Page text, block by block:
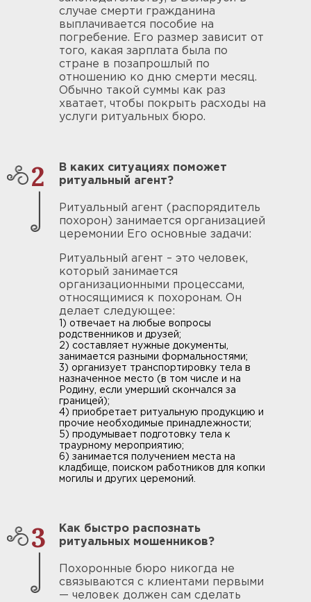
случае смерти гражданина
выплачивается пособие на
погребение. Его размер зависит от
того, какая зарплата была по
стране в позапрошлый по
отношению ко дню смерти месяц.
Обычно такой суммы как раз
хватает, чтобы покрыть расходы на
услуги ритуальных бюро.
2
В каких ситуациях поможет
ритуальный агент?
Ритуальный агент (распорядитель
похорон) занимается организацией
церемонии Его основные задачи:
Ритуальный агент – это человек,
который занимается
организационными процессами,
относящимися к похоронам. Он
делает следующее:
1) отвечает на любые вопросы
родственников и друзей;
2) составляет нужные документы,
занимается разными формальностями;
3) организует транспортировку тела в
назначенное место (в том числе и на
Родину, если умерший скончался за
границей);
4) приобретает ритуальную продукцию и
прочие необходимые принадлежности;
5) продумывает подготовку тела к
траурному мероприятию;
6) занимается получением места на
кладбище, поиском работников для копки
могилы и других церемоний.
3
Как быстро распознать
ритуальных мошенников?
Похоронные бюро никогда не
связываются с клиентами первыми
— человек должен сам сделать